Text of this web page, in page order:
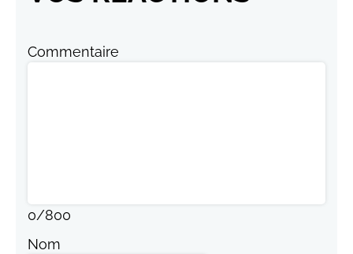
Commentaire
0/800
Nom